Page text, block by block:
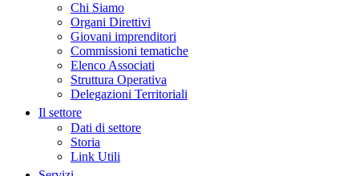
Chi Siamo
Organi Direttivi
Giovani imprenditori
Commissioni tematiche
Elenco Associati
Struttura Operativa
Delegazioni Territoriali
Il settore
Dati di settore
Storia
Link Utili